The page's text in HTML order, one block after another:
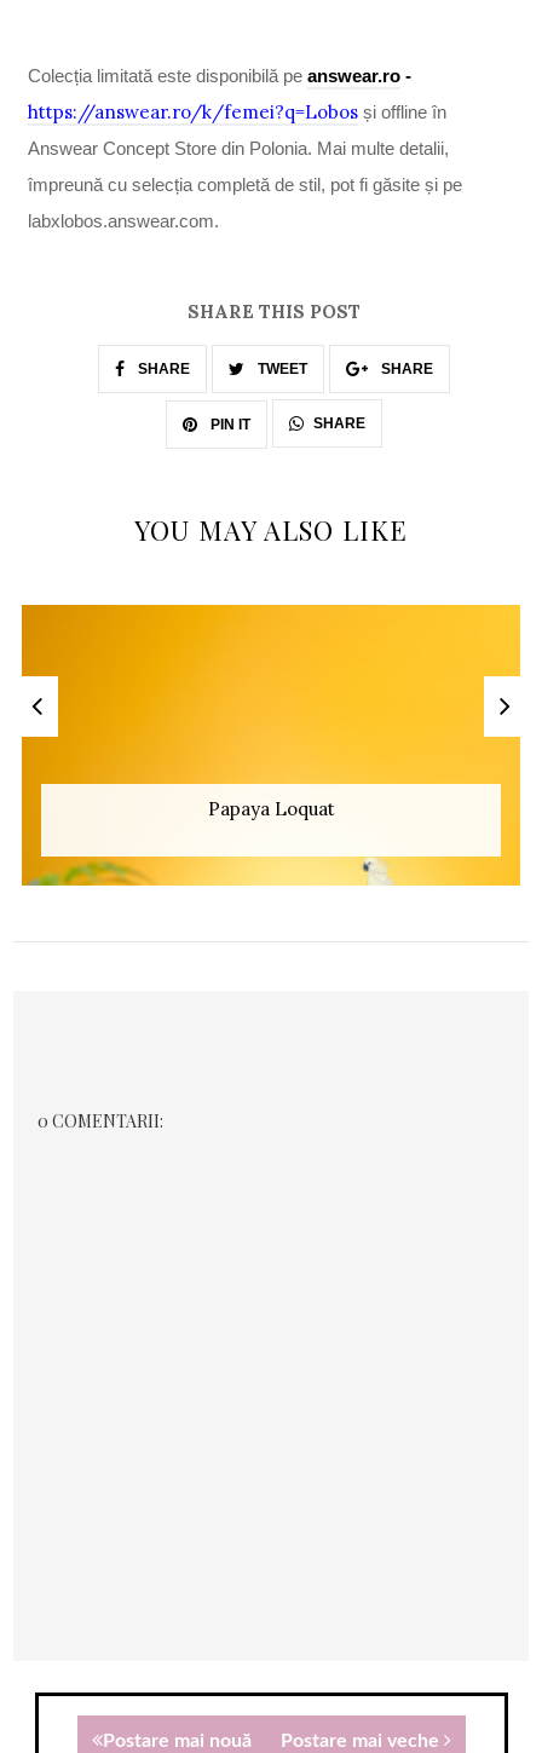
Colecția limitată este disponibilă peanswear.ro -
https://answear.ro/k/femei?q=Lobos și offline în
Answear Concept Store din Polonia. Mai multe detalii,
împreună cu selecția completă de stil, pot fi găsite și pe
labxlobos.answear.com.
SHARE THIS POST
SHARE TWEET SHARE
PIN IT SHARE
YOU MAY ALSO LIKE
Papaya Loquat
0 COMENTARII:
Postare mai nouă Postare mai veche